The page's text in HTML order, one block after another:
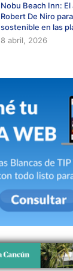
Nobu Beach Inn:
Robert De Niro
sostenible en las
8 abril, 2026